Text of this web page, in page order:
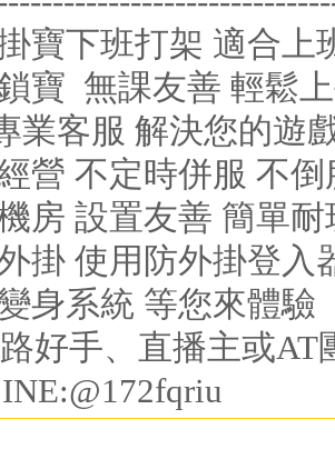
寶下班打架 適合上
寶 無課友善 輕鬆
業客服 解決您的遊
營 不定時併服 不倒
房 設置友善 簡單耐
掛 使用防外掛登入
身系統 等您來體驗
好手、直播主或AT